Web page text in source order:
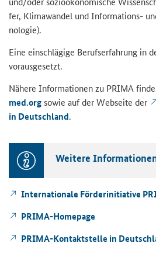
fer, Kli­ma­wan­del und Informations-​
no­lo­gie).
Eine ein­schlä­gi­ge Be­rufs­er­fah­rung in
vor­aus­ge­setzt.
Nä­he­re In­for­ma­tio­nen zu PRIMA
med.orgsowie auf der Web­sei­te der
in Deutsch­land.
Wei­te­re
In­ter­na­tio­na­le För­der­initia­ti­ve
PRIMA-​Homepage
PRIMA-​Kontaktstelle in